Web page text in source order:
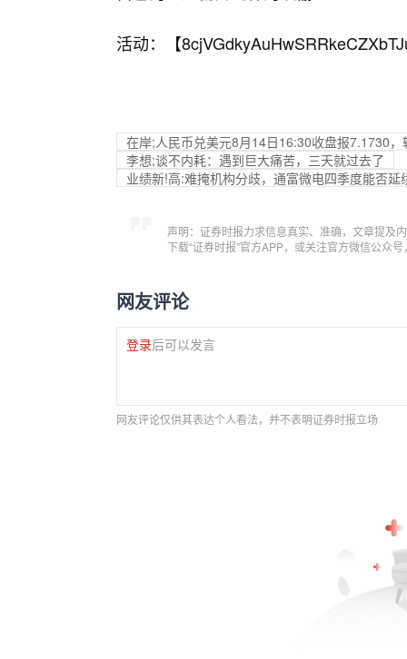
活动：【
在岸;人民币兑美元8月14日16:30收盘报7.1730
李想;谈不内耗：遇到巨大痛苦，三天就过去了
业绩新!高:难掩机构分歧，通富微电四季度能否延
声明：证券时报力求信息真实、准确，文章提及
下载“证券时报”官方APP，或关注官方微信公众
网友评论
登录后可以发言
网友评论仅供其表达个人看法，并不表明证券时报立场